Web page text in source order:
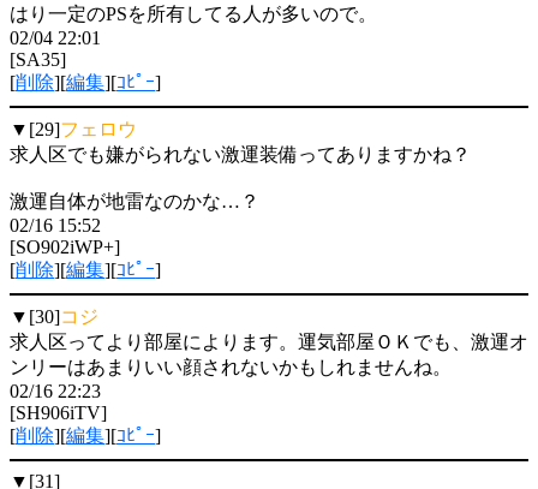
はり一定のPSを所有してる人が多いので。
02/04 22:01
[SA35]
[削除][編集][ｺﾋﾟｰ]
▼[29]フェロウ
求人区でも嫌がられない激運装備ってありますかね？
激運自体が地雷なのかな…？
02/16 15:52
[SO902iWP+]
[削除][編集][ｺﾋﾟｰ]
▼[30]コジ
求人区ってより部屋によります。運気部屋ＯＫでも、激運オ
ンリーはあまりいい顔されないかもしれませんね。
02/16 22:23
[SH906iTV]
[削除][編集][ｺﾋﾟｰ]
▼[31]